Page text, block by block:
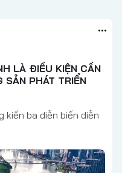
LÀ ĐIỀU KIỆN CẦN
PHÁT TRIỂN
kiến ba diễn biến diễn